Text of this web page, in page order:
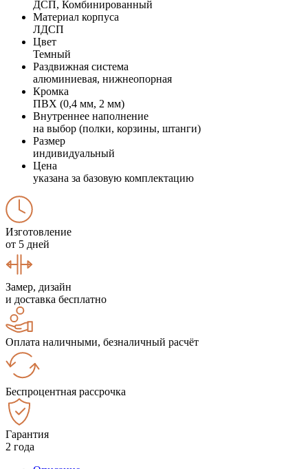
ДСП, Комбинированный
Материал корпуса
ЛДСП
Цвет
Темный
Раздвижная система
алюминиевая, нижнеопорная
Кромка
ПВХ (0,4 мм, 2 мм)
Внутреннее наполнение
на выбор (полки, корзины, штанги)
Размер
индивидуальный
Цена
указана за базовую комплектацию
Изготовление
от 5 дней
Замер, дизайн
и доставка бесплатно
Оплата наличными, безналичный расчёт
Беспроцентная рассрочка
Гарантия
2 года